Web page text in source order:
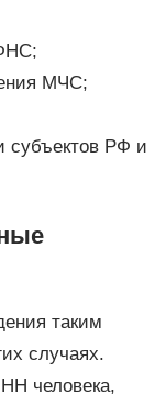
МЧС;
субъектов РФ и
таким
случаях.
человека,